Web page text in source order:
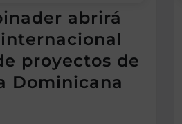
abrirá
proyectos de
Dominicana